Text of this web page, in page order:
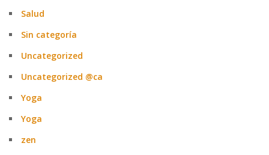
Salud
Sin categoría
Uncategorized
Uncategorized @ca
Yoga
Yoga
zen